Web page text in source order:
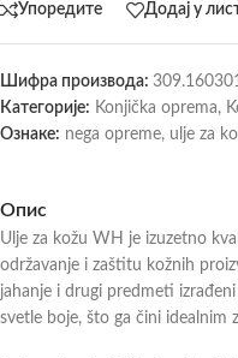
Упоредите Додај у
Шифра производа:
Категорије: Konjička oprema,
Ознаке: nega opreme, ulje za
Опис
Ulje za kožu WH je izuzetno
održavanje i zaštitu kožnih
jahanje i drugi predmeti
svetle boje, što ga čini idealnim